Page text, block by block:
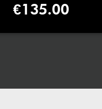
€135.00